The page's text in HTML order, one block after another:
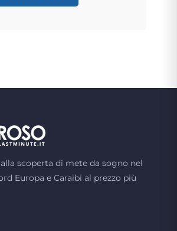
scoperta di mete da sogno nel
Europa e Caraibi al prezzo più